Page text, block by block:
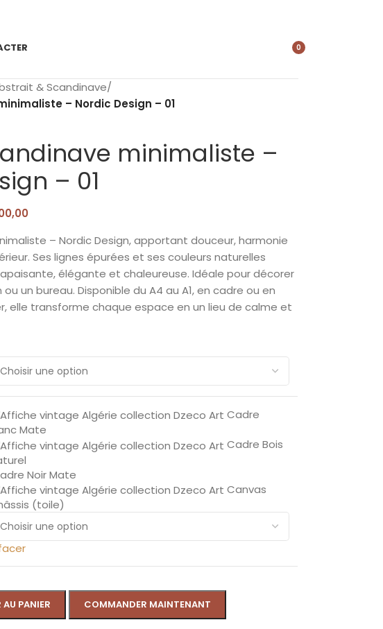
0
& Scandinave/
– Nordic Design – 01
minimaliste –
– 01
– Nordic Design, apportant douceur, harmonie
Ses lignes épurées et ses couleurs naturelles
élégante et chaleureuse. Idéale pour décorer
un bureau. Disponible du A4 au A1, en cadre ou en
elle transforme chaque espace en un lieu de calme et
Cadre
Mate
Cadre Bois
Noir Mate
Canvas
(toile)
PANIER COMMANDER MAINTENANT